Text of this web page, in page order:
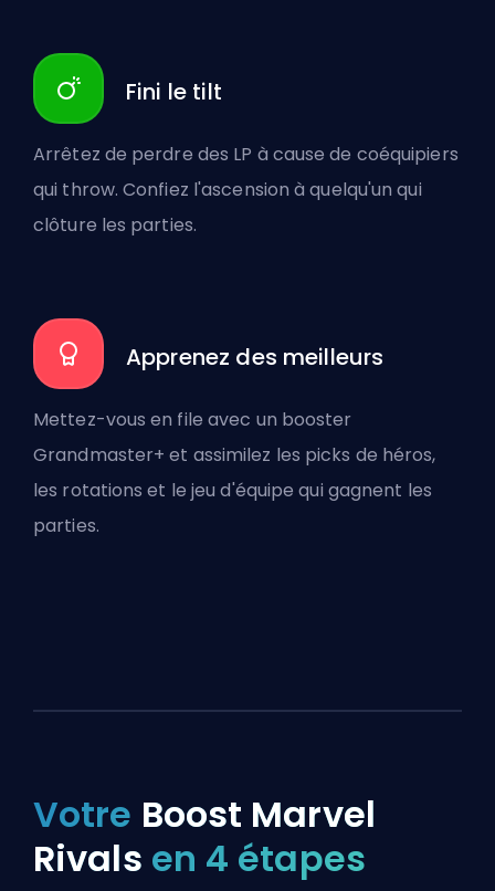
Fini le tilt
Arrêtez de perdre des LP à cause de coéquipiers
qui throw. Confiez l'ascension à quelqu'un qui
clôture les parties.
Apprenez des meilleurs
Mettez-vous en file avec un booster
Grandmaster+ et assimilez les picks de héros,
les rotations et le jeu d'équipe qui gagnent les
parties.
Votre Boost Marvel
Rivals en 4 étapes